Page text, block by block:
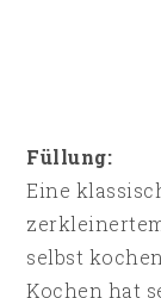
Füllung:
Eine
selbst
Kochen hat